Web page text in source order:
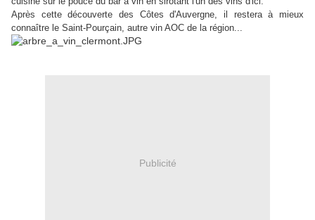
Après cette découverte des Côtes d'Auvergne, il restera à mieux
connaître le Saint-Pourçain, autre vin AOC de la région...
Publicité